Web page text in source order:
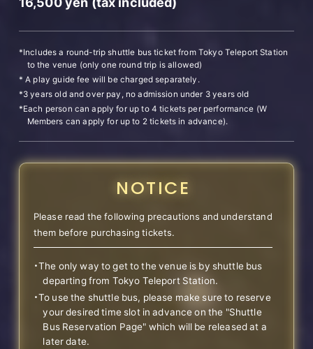
*Includes a round-trip shuttle bus ticket from Tokyo Teleport Station
to the venue (only one round trip is allowed)
* A play guide fee will be charged separately.
*3 years old and over pay, no admission under 3 years old
*Each person can apply for up to 4 tickets per performance (W
Members can apply for up to 2 tickets in advance).
NOTICE
Please read the following precautions and understand
them before purchasing tickets.
・The only way to get to the venue is by shuttle bus
departing from Tokyo Teleport Station.
・To use the shuttle bus, please make sure to reserve
your desired time slot in advance on the "Shuttle
Bus Reservation Page" which will be released at a
later date.